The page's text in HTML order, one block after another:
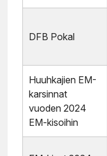
DFB Pokal
Huuhkajien EM-
karsinnat
vuoden 2024
EM-kisoihin